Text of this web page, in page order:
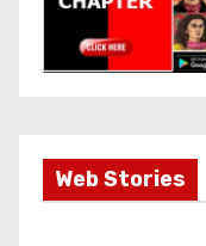
Web Stories